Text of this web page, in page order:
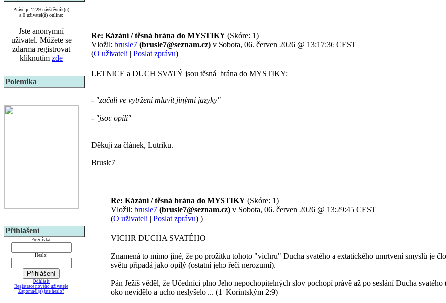
Právě je 1229 návštěvník(ů)
a 0 uživatel(ů) online:
Jste anonymní
uživatel. Můžete se
zdarma registrovat
kliknutím zde
Polemika
Přihlášení
Přezdívka:
Heslo:
Odhlásit
Registrace nového uživatele
Zapomněl(a) jste heslo?
Re: Kázání / těsná brána do MYSTIKY (Skóre: 1)
Vložil: brusle7 (brusle7@seznam.cz) v Sobota, 06. červen 2026 @ 13:17:36 CEST
(O uživateli | Poslat zprávu)
LETNICE a DUCH SVATÝ jsou těsná brána do MYSTIKY:
- "začali ve vytržení mluvit jinými jazyky"
- "jsou opilí"
Děkuji za článek, Lutriku.
Brusle7
Re: Kázání / těsná brána do MYSTIKY (Skóre: 1)
Vložil: brusle7 (brusle7@seznam.cz) v Sobota, 06. červen 2026 @ 13:29:45 CEST
(O uživateli | Poslat zprávu) )
VICHR DUCHA SVATÉHO
Znamená to mimo jiné, že po prožitku tohoto "vichru" Ducha svatého a extatického umrtvení smyslů je
světu připadá jako opilý (ostatní jeho řeči nerozumí).
Pán Ježíš věděl, že Učedníci plno Jeho nepochopitelných slov pochopí právě až po seslání Ducha
oko nevidělo a ucho neslyšelo ... (1. Korintským 2:9)